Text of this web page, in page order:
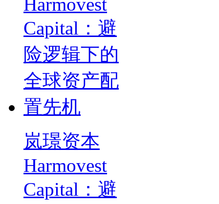
岚璟资本
Harmovest
Capital：避